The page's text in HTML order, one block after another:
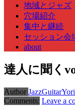
地域とジャズ
穴場紹介
集中と継続
セッション会
about
達人に聞く
Author
Comments: Leave a